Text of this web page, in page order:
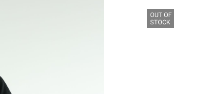
OUT OF
STOCK